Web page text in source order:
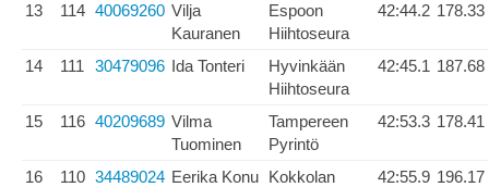
13 114 40069260 Vilja
Kauranen
Espoon
Hiihtoseura
42:44.2 178.33
14 111 30479096 Ida Tonteri
Hyvinkään
Hiihtoseura
42:45.1 187.68
15 116 40209689 Vilma
Tuominen
Tampereen
Pyrintö
42:53.3 178.41
16 110 34489024 Eerika Konu Kokkolan
42:55.9 196.17